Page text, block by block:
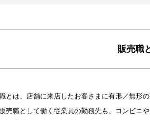
販売職
とは、店舗に来店したお客さまに有形／無形
売職として働く従業員の勤務先も、コンビニ